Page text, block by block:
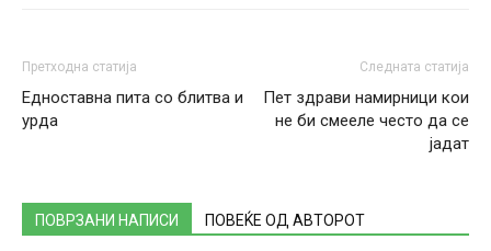
Претходна статија
Едноставна пита со блитва и
урда
Следната статија
Пет здрави намирници кои
не би смееле често да се
јадат
ПОВРЗАНИ НАПИСИ ПОВЕЌЕ ОД АВТОРОТ